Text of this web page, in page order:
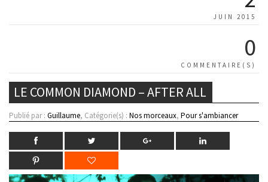
JUIN 2015
0
COMMENTAIRE(S)
LE COMMON DIAMOND – AFTER ALL
Publié par : Guillaume, Catégorie(s) : Nos morceaux, Pour s'ambiancer